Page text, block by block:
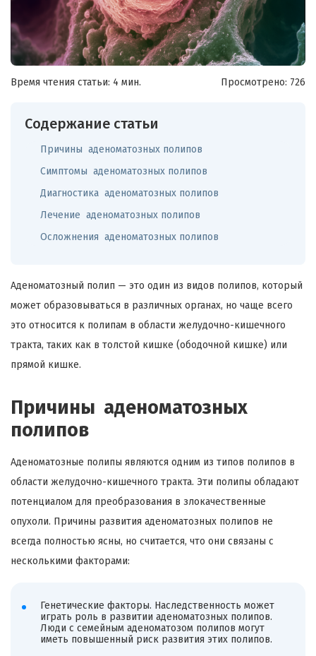
Время чтения статьи: 4 мин. Просмотрено: 726
Содержание статьи
Причины аденоматозных полипов
Симптомы аденоматозных полипов
Диагностика аденоматозных полипов
Лечение аденоматозных полипов
Осложнения аденоматозных полипов
Аденоматозный полип — это один из видов полипов, который
может образовываться в различных органах, но чаще всего
это относится к полипам в области желудочно-кишечного
тракта, таких как в толстой кишке (ободочной кишке) или
прямой кишке.
Причины аденоматозных
полипов
Аденоматозные полипы являются одним из типов полипов в
области желудочно-кишечного тракта. Эти полипы обладают
потенциалом для преобразования в злокачественные
опухоли. Причины развития аденоматозных полипов не
всегда полностью ясны, но считается, что они связаны с
несколькими факторами:
Генетические факторы. Наследственность может
играть роль в развитии аденоматозных полипов.
Люди с семейным аденоматозом полипов могут
иметь повышенный риск развития этих полипов.